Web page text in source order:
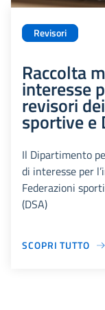
Revisori
Raccolta
interesse
revisori
sportive e
Il Dipartimento
di interesse per
Federazioni
(DSA)
SCOPRI TUTTO